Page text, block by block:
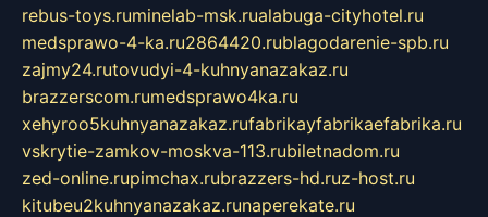
rebus-toys.ruminelab-msk.rualabuga-cityhotel.ru
medsprawo-4-ka.ru2864420.rublagodarenie-spb.ru
zajmy24.rutovudyi-4-kuhnyanazakaz.ru
brazzerscom.rumedsprawo4ka.ru
xehyroo5kuhnyanazakaz.rufabrikayfabrikaefabrika.ru
vskrytie-zamkov-moskva-113.rubiletnadom.ru
zed-online.rupimchax.rubrazzers-hd.ruz-host.ru
kitubeu2kuhnyanazakaz.runaperekate.ru